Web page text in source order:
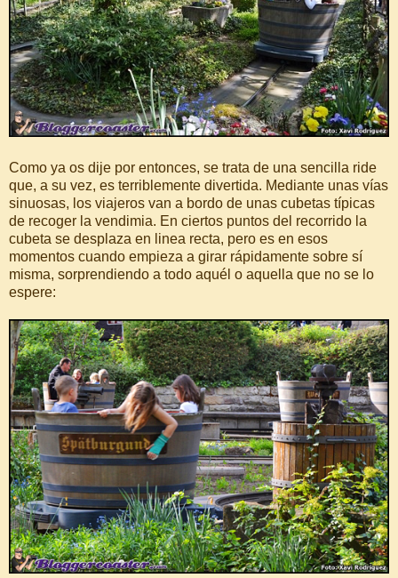
Como ya os dije por entonces, se trata de una sencilla ride
que, a su vez, es terriblemente divertida. Mediante unas vías
sinuosas, los viajeros van a bordo de unas cubetas típicas
de recoger la vendimia. En ciertos puntos del recorrido la
cubeta se desplaza en linea recta, pero es en esos
momentos cuando empieza a girar rápidamente sobre sí
misma, sorprendiendo a todo aquél o aquella que no se lo
espere: